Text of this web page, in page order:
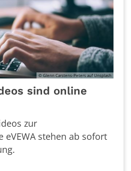
© Glenn Carstens-Peters auf Unsplash
sind online
zur
eVEWA stehen ab sofort